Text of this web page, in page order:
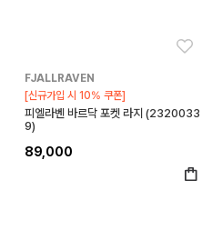
FJALLRAVEN
[신규가입 시 10% 쿠폰]
피엘라벤 바르닥 포켓 라지 (2320033
9)
89,000